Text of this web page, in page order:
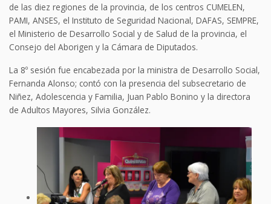
de las diez regiones de la provincia, de los centros CUMELEN,
PAMI, ANSES, el Instituto de Seguridad Nacional, DAFAS, SEMPRE,
el Ministerio de Desarrollo Social y de Salud de la provincia, el
Consejo del Aborigen y la Cámara de Diputados.
La 8º sesión fue encabezada por la ministra de Desarrollo Social,
Fernanda Alonso; contó con la presencia del subsecretario de
Niñez, Adolescencia y Familia, Juan Pablo Bonino y la directora
de Adultos Mayores, Silvia González.